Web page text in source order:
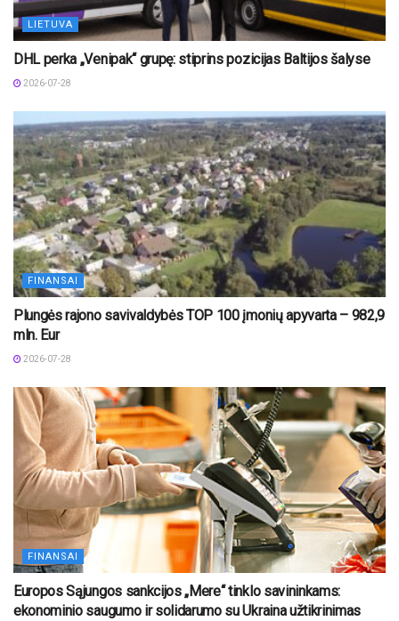
LIETUVA
DHL perka „Venipak“ grupę: stiprins pozicijas Baltijos šalyse
2026-07-28
FINANSAI
Plungės rajono savivaldybės TOP 100 įmonių apyvarta – 982,9
mln. Eur
2026-07-28
FINANSAI
Europos Sąjungos sankcijos „Mere“ tinklo savininkams:
ekonominio saugumo ir solidarumo su Ukraina užtikrinimas